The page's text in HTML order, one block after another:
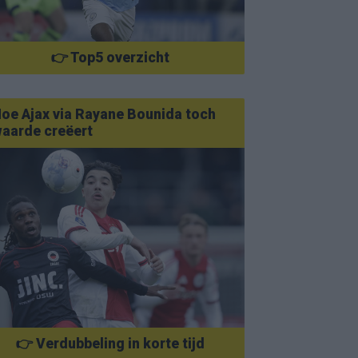
👉 Top5 overzicht
Ajax via Rayane Bounida toch
creëert
👉 Verdubbeling in korte tijd